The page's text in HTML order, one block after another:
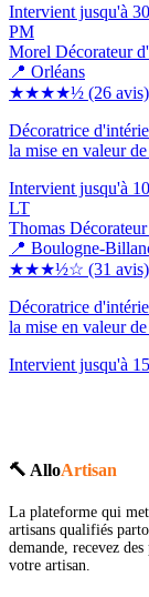
Intervient jusqu'à
PM
Morel Décorateur
📍 Orléans
★★★★½ (26 avis)
Décoratrice
la mise en valeur
Intervient jusqu'à
LT
Thomas
📍 Boulogne-
★★★½☆ (31 avis)
Décoratrice
la mise en valeur
Intervient jusqu'à
🔨 AlloArtisan
La plateforme qui
artisans qualifiés
demande, recevez
votre artisan.